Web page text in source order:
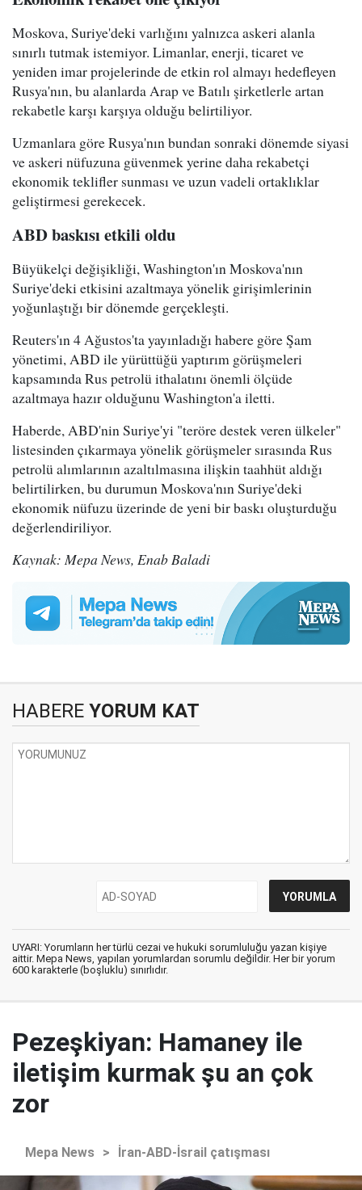
Moskova, Suriye'deki varlığını yalnızca askeri alanla
sınırlı tutmak istemiyor. Limanlar, enerji, ticaret ve
yeniden imar projelerinde de etkin rol almayı hedefleyen
Rusya'nın, bu alanlarda Arap ve Batılı şirketlerle artan
rekabetle karşı karşıya olduğu belirtiliyor.
Uzmanlara göre Rusya'nın bundan sonraki dönemde siyasi
ve askeri nüfuzuna güvenmek yerine daha rekabetçi
ekonomik teklifler sunması ve uzun vadeli ortaklıklar
geliştirmesi gerekecek.
ABD baskısı etkili oldu
Büyükelçi değişikliği, Washington'ın Moskova'nın
Suriye'deki etkisini azaltmaya yönelik girişimlerinin
yoğunlaştığı bir dönemde gerçekleşti.
Reuters'ın 4 Ağustos'ta yayınladığı habere göre Şam
yönetimi, ABD ile yürüttüğü yaptırım görüşmeleri
kapsamında Rus petrolü ithalatını önemli ölçüde
azaltmaya hazır olduğunu Washington'a iletti.
Haberde, ABD'nin Suriye'yi "teröre destek veren ülkeler"
listesinden çıkarmaya yönelik görüşmeler sırasında Rus
petrolü alımlarının azaltılmasına ilişkin taahhüt aldığı
belirtilirken, bu durumun Moskova'nın Suriye'deki
ekonomik nüfuzu üzerinde de yeni bir baskı oluşturduğu
değerlendiriliyor.
Kaynak: Mepa News, Enab Baladi
HABERE YORUM KAT
UYARI: Yorumların her türlü cezai ve hukuki sorumluluğu yazan kişiye
aittir. Mepa News, yapılan yorumlardan sorumlu değildir. Her bir yorum
600 karakterle (boşluklu) sınırlıdır.
Pezeşkiyan: Hamaney ile
iletişim kurmak şu an çok
zor
Mepa News > İran-ABD-İsrail çatışması